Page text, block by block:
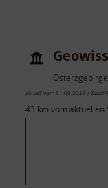
Osterzgebirge
aktuell vom 31.05.2026 /
43 km vom aktuellen